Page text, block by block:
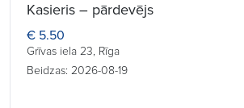
Kasieris – pārdevējs
€ 5.50
Grīvas iela 23, Rīga
Beidzas: 2026-08-19